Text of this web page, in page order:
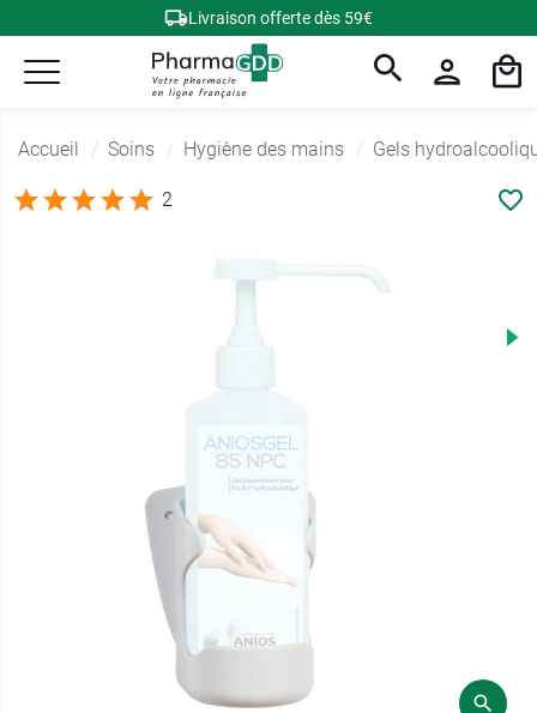
Livraison offerte dès 59€
Accueil Soins Hygiène des mains Gels
2